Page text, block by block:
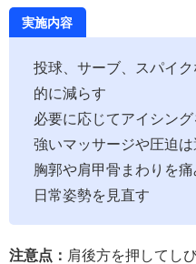
実施内容
投球、サーブ、スパイ
的に減らす
必要に応じてアイシング
強いマッサージや圧迫は
胸郭や肩甲骨まわりを
日常姿勢を見直す
注意点： 肩後方を押してし